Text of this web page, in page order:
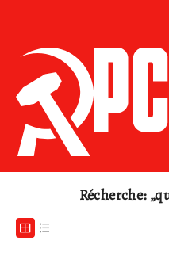
Récherche: